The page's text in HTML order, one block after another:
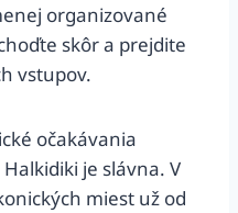
organizované
skôr a prejdite
vstupov.
očakávania
je slávna. V
miest už od